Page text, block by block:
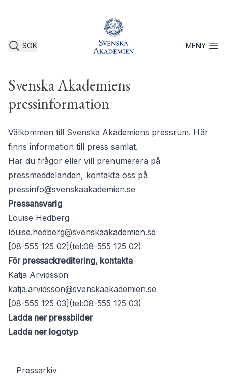
SÖK MENYÖppna
Svenska Akademiens
pressinformation
Välkommen till Svenska Akademiens pressrum. Här
finns information till press samlat.
Har du frågor eller vill prenumerera på
pressmeddelanden, kontakta oss på
pressinfo@svenskaakademien.se
Pressansvarig
Louise Hedberg
louise.hedberg@svenskaakademien.se
[08-555 125 02](tel:08-555 125 02)
För pressackreditering, kontakta
Katja Arvidsson
katja.arvidsson@svenskaakademien.se
[08-555 125 03](tel:08-555 125 03)
Ladda ner pressbilder
Ladda ner logotyp
Pressarkiv